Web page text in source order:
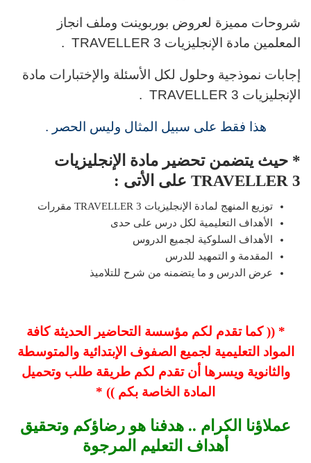
شروحات مميزة لعروض بوربوينت وملف انجاز
المعلمين مادة الإنجليزيات TRAVELLER 3 .
إجابات نموذجية وحلول لكل الأسئلة والإختبارات مادة
الإنجليزيات TRAVELLER 3 .
هذا فقط على سبيل المثال وليس الحصر .
* حيث يتضمن تحضير مادة الإنجليزيات
TRAVELLER 3 على الأتى :
توزيع المنهج لمادة الإنجليزيات TRAVELLER 3 مقررات
الأهداف التعليمية لكل درس على حدى
الأهداف السلوكية لجميع الدروس
المقدمة و التمهيد للدرس
عرض الدرس و ما يتضمنه من شرح للتلاميذ
* (( كما تقدم لكم مؤسسة التحاضير الحديثة كافة
المواد التعليمية لجميع الصفوف الإبتدائية والمتوسطة
والثانوية ويسرها أن تقدم لكم طريقة طلب وتحميل
المادة الخاصة بكم )) *
عملاؤنا الكرام .. هدفنا هو رضاؤكم وتحقيق
أهداف التعليم المرجوة